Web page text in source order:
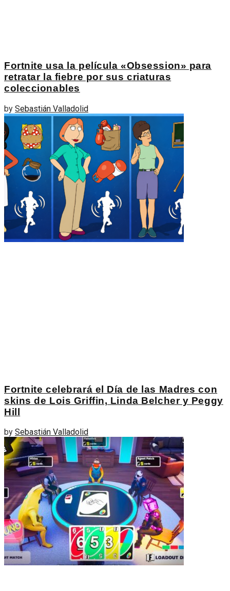
Fortnite usa la película «Obsession» para
retratar la fiebre por sus criaturas
coleccionables
by Sebastián Valladolid
Fortnite celebrará el Día de las Madres con
skins de Lois Griffin, Linda Belcher y Peggy
Hill
by Sebastián Valladolid